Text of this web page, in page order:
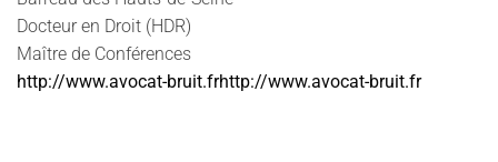
Docteur en Droit (HDR)
Maître de Conférences
http://www.avocat-bruit.frhttp://www.avocat-bruit.fr